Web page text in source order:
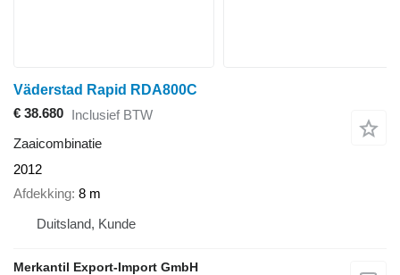
Väderstad Rapid RDA800C
€ 38.680 Inclusief BTW
Zaaicombinatie
2012
Afdekking 8 m
Duitsland, Kunde
Merkantil Export-Import GmbH